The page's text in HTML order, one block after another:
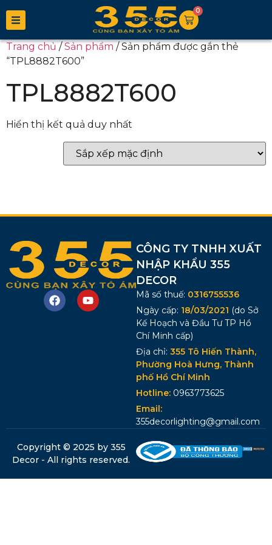
0
Trang chủ/Sản phẩm/ Sản phẩm được gắn thẻ
“TPL8882T600”
TPL8882T600
Hiển thị kết quả duy nhất
CÔNG TY TNHH XUẤT
NHẬP KHẨU 355
DECOR
Mã số thuế: 0316755536
Ngày cấp: 18/03/2021 (do Sở
Kế Hoạch và Đầu Tư TP Hồ
Chí Minh cấp)
Địa chỉ: 355 Tô Hiến Thành,
Phường Hoà Hưng, Thành
phố Hồ Chí Minh
Hotline: 0963773625
Email:
355decorlighting@gmail.com
Copyright © 2025 by 355
Decor - All rights reserved.